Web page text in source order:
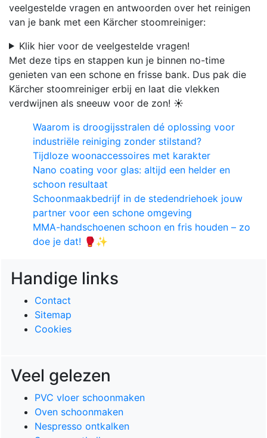
veelgestelde vragen en antwoorden over het reinigen
van je bank met een Kärcher stoomreiniger:
Klik hier voor de veelgestelde vragen!
Met deze tips en stappen kun je binnen no-time
genieten van een schone en frisse bank. Dus pak die
Kärcher stoomreiniger erbij en laat die vlekken
verdwijnen als sneeuw voor de zon! ☀️
Waarom is droogijsstralen dé oplossing voor
industriële reiniging zonder stilstand?
Tijdloze woonaccessoires met karakter
Nano coating voor glas: altijd een helder en
schoon resultaat
Schoonmaakbedrijf in de stedendriehoek jouw
partner voor een schone omgeving
MMA-handschoenen schoon en fris houden – zo
doe je dat! 🥊✨
Handige links
Contact
Sitemap
Cookies
Veel gelezen
PVC vloer schoonmaken
Oven schoonmaken
Nespresso ontkalken